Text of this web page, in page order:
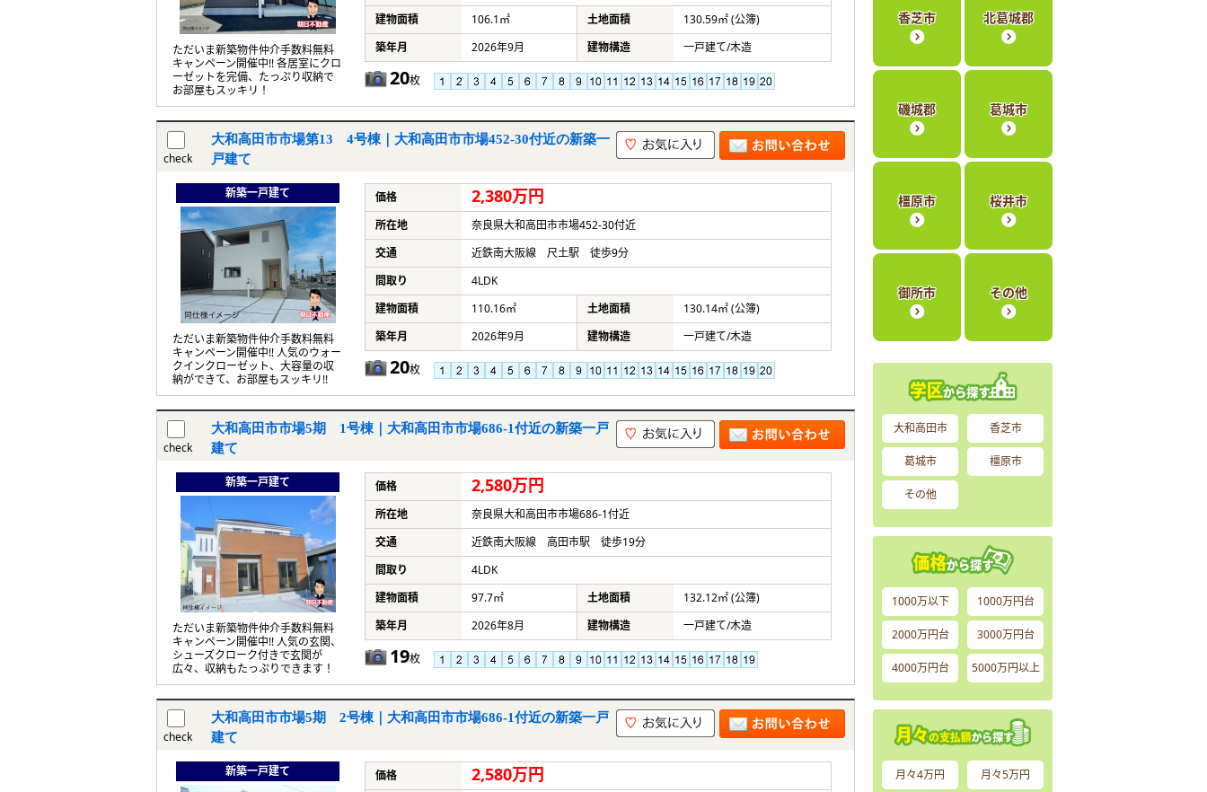
ただいま新築物件仲介手数料無料
キャンペーン開催中!! 各居室にクロ
ーゼットを完備、たっぷり収納で
お部屋もスッキリ！
建物面積
106.1㎡ 土地面積
130.59㎡ (公簿)
築年月
2026年9月 建物構造 一戸建て/木造
20枚
check
大和高田市市場第13 4号棟｜大和高田市市場452-30付近の新築一
戸建て
新築一戸建て
ただいま新築物件仲介手数料無料
キャンペーン開催中!! 人気のウォー
クインクローゼット、大容量の収
納ができて、お部屋もスッキリ!!
価格 2,380万円
所在地
奈良県大和高田市市場452-30付近
交通
近鉄南大阪線 尺土駅 徒歩9分
間取り
4LDK
建物面積
110.16㎡ 土地面積
130.14㎡ (公簿)
築年月
2026年9月 建物構造 一戸建て/木造
20枚
check
大和高田市市場5期 1号棟｜大和高田市市場686-1付近の新築一戸
建て
新築一戸建て
ただいま新築物件仲介手数料無料
キャンペーン開催中!! 人気の玄関、
シューズクローク付きで玄関が
広々、収納もたっぷりできます！
価格 2,580万円
所在地
奈良県大和高田市市場686-1付近
交通
近鉄南大阪線 高田市駅 徒歩19分
間取り
4LDK
建物面積
97.7㎡ 土地面積
132.12㎡ (公簿)
築年月
2026年8月 建物構造 一戸建て/木造
19枚
check
大和高田市市場5期 2号棟｜大和高田市市場686-1付近の新築一戸
建て
新築一戸建て 価格 2,580万円
香芝市 北葛城郡
磯城郡 葛城市
橿原市 桜井市
御所市 その他
大和高田市 香芝市
葛城市 橿原市
その他
1000万以下 1000万円台
2000万円台 3000万円台
4000万円台 5000万円以上
月々4万円 月々5万円